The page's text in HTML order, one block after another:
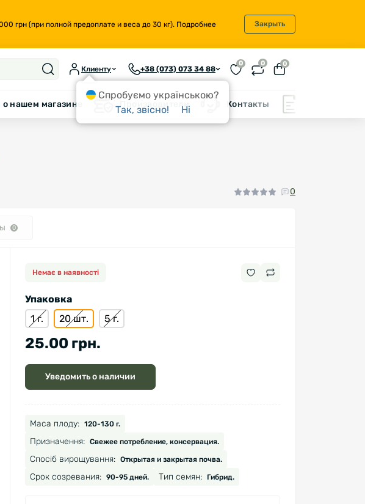
грн (при полной предоплате и веса до 30 кг). Подробнее Закрыть
Клиенту +38 (073) 073 34 88
0 0 0
нашем магазине Производители Контакты
0
0
Немає в наявності
Упаковка
1 г.
20 шт. 5 г.
25.00 грн.
Уведомить о наличии
Маса плоду: 120-130 г.
Призначення: Свежее потребление, консервация.
Спосіб вирощування: Открытая и закрытая почва.
Срок созревания: 90-95 дней. Тип семян: Гибрид.
Спробуємо українською?
Так, звісно!
Ні